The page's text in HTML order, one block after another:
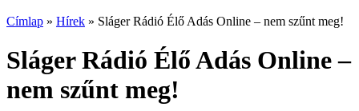
Címlap » Hírek » Sláger Rádió Élő Adás Online – nem szűnt meg!
Sláger Rádió Élő Adás Online –
nem szűnt meg!